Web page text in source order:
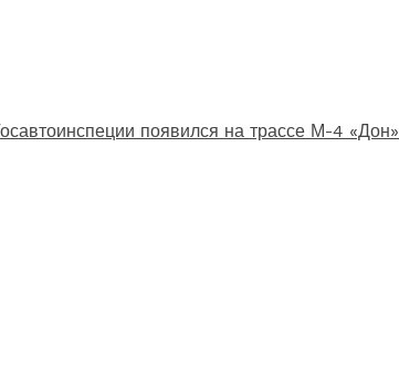
появился на трассе М-4 «Дон»